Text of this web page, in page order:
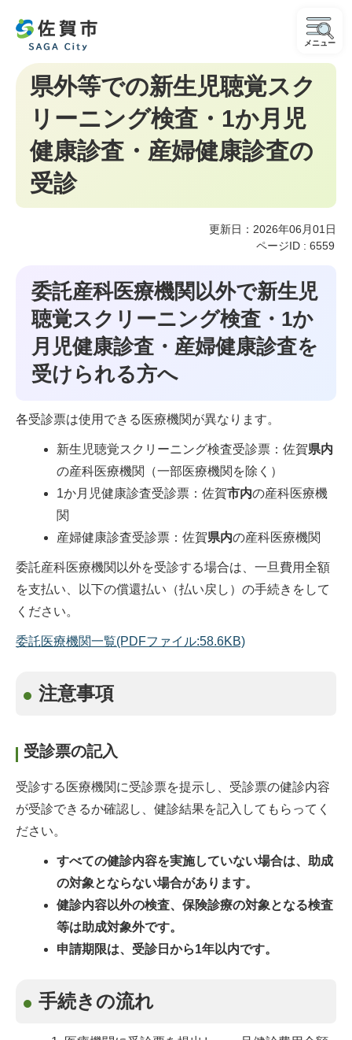
メニュー
県外等での新生児聴覚スク
リーニング検査・1か月児
健康診査・産婦健康診査の
受診
更新日：2026年06月01日
ページID : 6559
委託産科医療機関以外で新生児
聴覚スクリーニング検査・1か
月児健康診査・産婦健康診査を
受けられる方へ
各受診票は使用できる医療機関が異なります。
新生児聴覚スクリーニング検査受診票：佐賀県内
の産科医療機関（一部医療機関を除く）
1か月児健康診査受診票：佐賀市内の産科医療機
関
産婦健康診査受診票：佐賀県内の産科医療機関
委託産科医療機関以外を受診する場合は、一旦費用全額
を支払い、以下の償還払い（払い戻し）の手続きをして
ください。
委託医療機関一覧(PDFファイル:58.6KB)
注意事項
受診票の記入
受診する医療機関に受診票を提示し、受診票の健診内容
が受診できるか確認し、健診結果を記入してもらってく
ださい。
すべての健診内容を実施していない場合は、助成
の対象とならない場合があります。
健診内容以外の検査、保険診療の対象となる検査
等は助成対象外です。
申請期限は、受診日から1年以内です。
手続きの流れ